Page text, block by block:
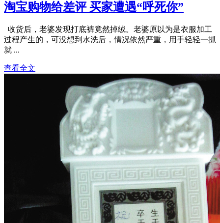
淘宝购物给差评 买家遭遇“呼死你”
收货后，老婆发现打底裤竟然掉绒。老婆原以为是衣服加工
过程产生的，可没想到水洗后，情况依然严重，用手轻轻一抓
就 ...
查看全文